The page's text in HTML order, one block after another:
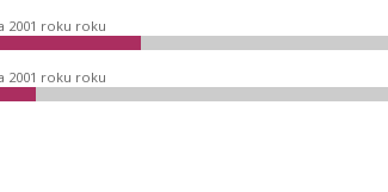
2001 roku roku
2001 roku roku